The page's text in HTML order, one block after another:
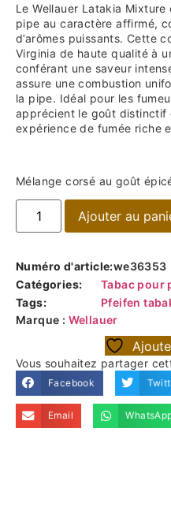
Le Wellauer Latakia
pipe au caractère affirmé,
d’arômes puissants. Cette
Virginia de haute qualité à
conférant une saveur
assure une combustion
la pipe. Idéal pour les
apprécient le goût distinctif
expérience de fumée riche
Mélange corsé au goût
Ajouter au
Numéro d'article:we36353
Catégories:
Tabac pour
Tags:
Pfeifen
Marque : Wellauer
Vous souhaitez partager
Facebook
Email